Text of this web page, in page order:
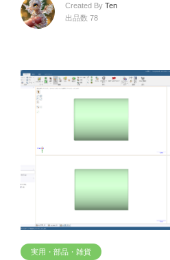
Created By Ten
出品数 78
実用・部品・雑貨